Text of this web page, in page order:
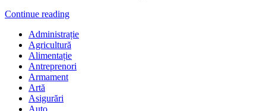
Continue reading
Administrație
Agricultură
Alimentație
Antreprenori
Armament
Artă
Asigurări
Auto